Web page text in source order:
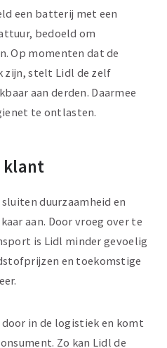
een batterij met een
bedoeld om
Op momenten dat de
zijn, stelt Lidl de zelf
aan derden. Daarmee
te ontlasten.
klant
duurzaamheid en
aan. Door vroeg over te
is Lidl minder gevoelig
en toekomstige
in de logistiek en komt
Zo kan Lidl de